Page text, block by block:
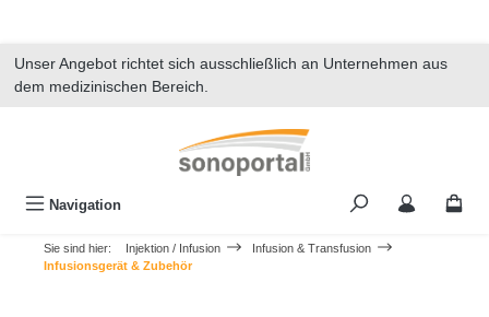
Unser Angebot richtet sich ausschließlich an Unternehmen aus
dem medizinischen Bereich.
Navigation
Sie sind hier: Injektion / Infusion
Infusion & Transfusion
Infusionsgerät & Zubehör